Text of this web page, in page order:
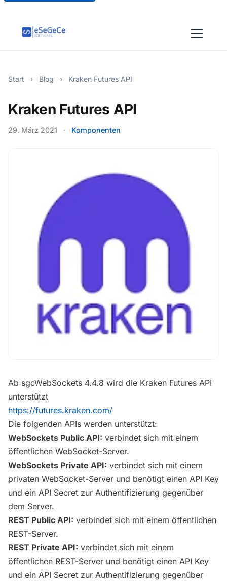
Start › Blog › Kraken Futures API
Kraken Futures API
29. März 2021 · Komponenten
Ab sgcWebSockets 4.4.8 wird die Kraken Futures API
unterstützt
https://futures.kraken.com/
Die folgenden APIs werden unterstützt:
WebSockets Public API: verbindet sich mit einem
öffentlichen WebSocket-Server.
WebSockets Private API: verbindet sich mit einem
privaten WebSocket-Server und benötigt einen API Key
und ein API Secret zur Authentifizierung gegenüber
dem Server.
REST Public API: verbindet sich mit einem öffentlichen
REST-Server.
REST Private API: verbindet sich mit einem
öffentlichen REST-Server und benötigt einen API Key
und ein API Secret zur Authentifizierung gegenüber